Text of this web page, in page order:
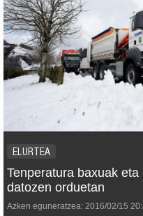
ELURTEA
Tenperatura baxuak
datozen orduetan
Azken eguneratzea: 2016/02/15